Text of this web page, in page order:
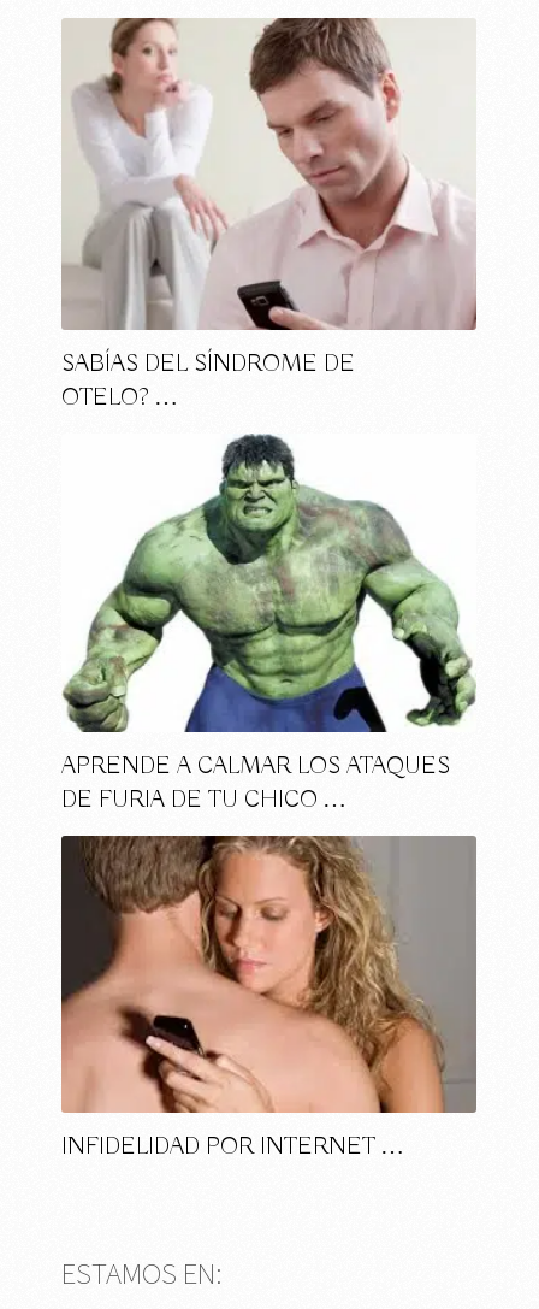
SABÍAS DEL SÍNDROME DE
OTELO? …
APRENDE A CALMAR LOS ATAQUES
DE FURIA DE TU CHICO …
INFIDELIDAD POR INTERNET …
ESTAMOS EN: